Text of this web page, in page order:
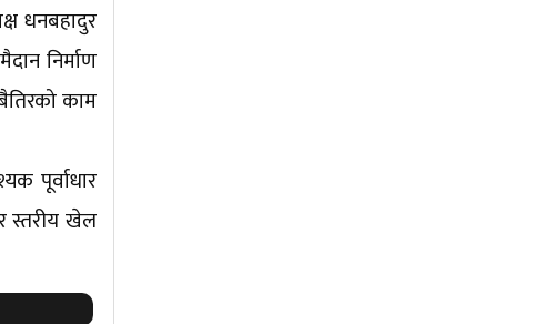
धनबहादुर
निर्माण
काम
पूर्वाधार
स्तरीय खेल